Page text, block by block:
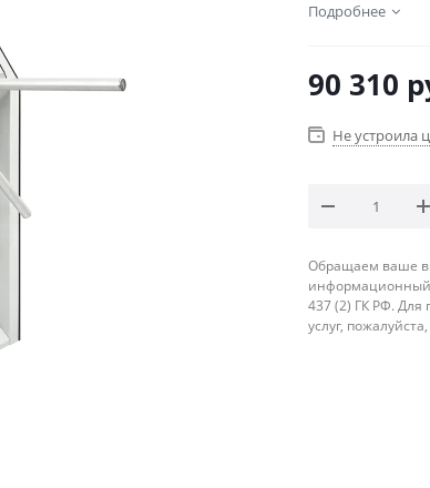
Подробнее
90 310
Не устроила
Обращаем ваше
информационный
437 (2) ГК РФ. Для
услуг,